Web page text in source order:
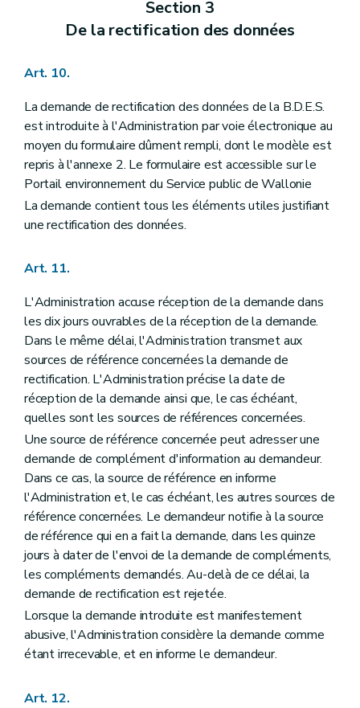
Section 3
De la rectification des données
Art. 10.
La demande de rectification des données de la B.D.E.S.
est introduite à l'Administration par voie électronique au
moyen du formulaire dûment rempli, dont le modèle est
repris à l'annexe 2. Le formulaire est accessible sur le
Portail environnement du Service public de Wallonie
La demande contient tous les éléments utiles justifiant
une rectification des données.
Art. 11.
L'Administration accuse réception de la demande dans
les dix jours ouvrables de la réception de la demande.
Dans le même délai, l'Administration transmet aux
sources de référence concernées la demande de
rectification. L'Administration précise la date de
réception de la demande ainsi que, le cas échéant,
quelles sont les sources de références concernées.
Une source de référence concernée peut adresser une
demande de complément d'information au demandeur.
Dans ce cas, la source de référence en informe
l'Administration et, le cas échéant, les autres sources de
référence concernées. Le demandeur notifie à la source
de référence qui en a fait la demande, dans les quinze
jours à dater de l'envoi de la demande de compléments,
les compléments demandés. Au-delà de ce délai, la
demande de rectification est rejetée.
Lorsque la demande introduite est manifestement
abusive, l'Administration considère la demande comme
étant irrecevable, et en informe le demandeur.
Art. 12.